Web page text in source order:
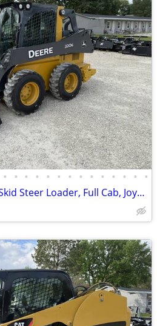
• • • • • • • • • • • • • •
2018 John Deere 320G Skid Steer Loader, Full Cab, Joystick!!!